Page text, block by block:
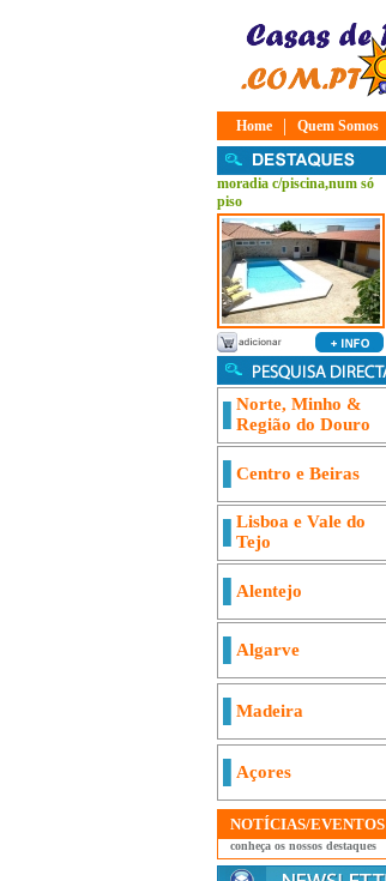
Home
| Quem Somos
moradia c/piscina,num só
piso
Norte, Minho &
Região do Douro
Centro e Beiras
Lisboa e Vale do
Tejo
Alentejo
Algarve
Madeira
Açores
NOTÍCIAS/EVENTOS
conheça os nossos destaques